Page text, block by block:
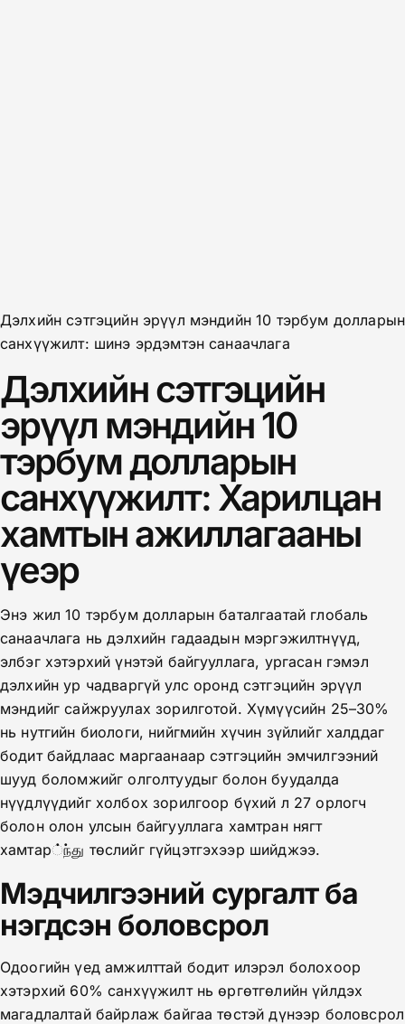
Дэлхийн сэтгэцийн эрүүл мэндийн 10 тэрбум долларын
санхүүжилт: шинэ эрдэмтэн санаачлага
Дэлхийн сэтгэцийн
эрүүл мэндийн 10
тэрбум долларын
санхүүжилт: Харилцан
хамтын ажиллагааны
үеэр
Энэ жил 10 тэрбум долларын баталгаатай глобаль
санаачлага нь дэлхийн гадаадын мэргэжилтнүүд,
элбэг хэтэрхий үнэтэй байгууллага, ургасан гэмэл
дэлхийн ур чадваргүй улс оронд сэтгэцийн эрүүл
мэндийг сайжруулах зорилготой. Хүмүүсийн 25–30%
нь нутгийн биологи, нийгмийн хүчин зүйлийг халддаг
бодит байдлаас маргаанаар сэтгэцийн эмчилгээний
шууд боломжийг олголтуудыг болон буудалда
нүүдлүүдийг холбох зорилгоор бүхий л 27 орлогч
болон олон улсын байгууллага хамтран нягт
хамтар்ந்து төслийг гүйцэтгэхээр шийджээ.
Мэдчилгээний сургалт ба
нэгдсэн боловсрол
Одоогийн үед амжилттай бодит илэрэл болохоор
хэтэрхий 60% санхүүжилт нь өргөтгөлийн үйлдэх
магадлалтай байрлаж байгаа төстэй дүнээр боловсрол